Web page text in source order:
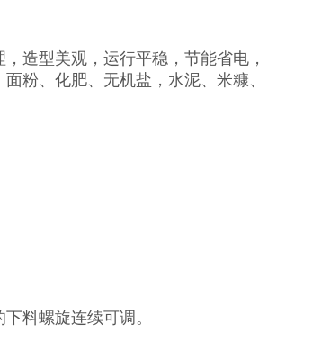
造型美观，运行平稳，节能省电，
粉、化肥、无机盐，水泥、米糠、
料螺旋连续可调。